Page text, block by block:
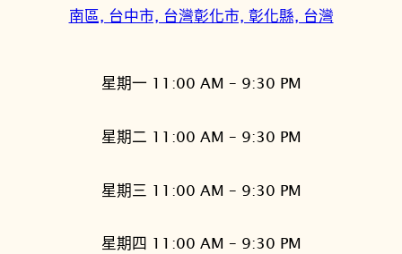
南區, 台中市, 台灣彰化市, 彰化縣, 台灣
星期一 11:00 AM – 9:30 PM
星期二 11:00 AM – 9:30 PM
星期三 11:00 AM – 9:30 PM
星期四 11:00 AM – 9:30 PM